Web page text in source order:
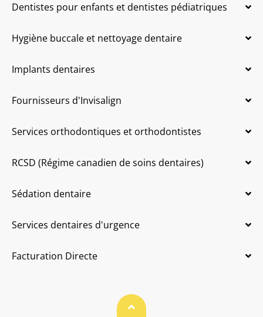
Dentistes pour enfants et dentistes pédiatriques
Hygiène buccale et nettoyage dentaire
Implants dentaires
Fournisseurs d'Invisalign
Services orthodontiques et orthodontistes
RCSD (Régime canadien de soins dentaires)
Sédation dentaire
Services dentaires d'urgence
Facturation Directe
Haut de page